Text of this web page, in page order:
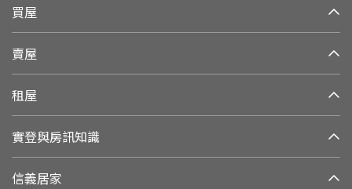
買屋
賣屋
租屋
實登與房訊知識
信義居家